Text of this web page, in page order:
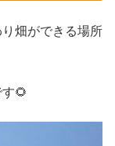
畑ができる場所
🌻